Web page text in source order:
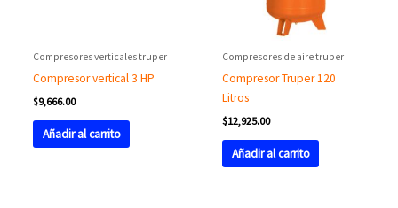
Compresores verticales truper
Compresor vertical 3 HP
$9,666.00
Añadir al carrito
Compresores de aire truper
Compresor Truper 120
Litros
$12,925.00
Añadir al carrito